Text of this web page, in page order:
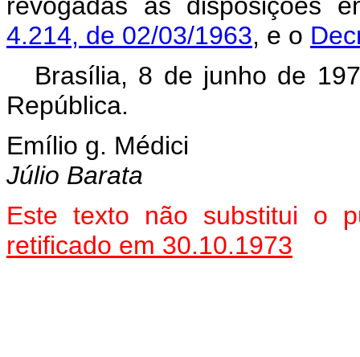
4.214, de 02/03/1963, e o
Brasília, 8 de junho de
República.
Emílio g. Médici
Júlio Barata
Este texto não substitui o
retificado em 30.10.1973